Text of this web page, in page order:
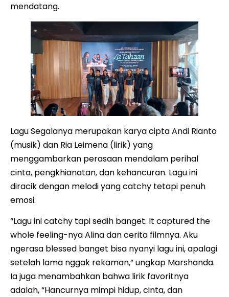
mendatang.
Lagu Segalanya merupakan karya cipta Andi Rianto
(musik) dan Ria Leimena (lirik) yang
menggambarkan perasaan mendalam perihal
cinta, pengkhianatan, dan kehancuran. Lagu ini
diracik dengan melodi yang catchy tetapi penuh
emosi.
“Lagu ini catchy tapi sedih banget. It captured the
whole feeling-nya Alina dan cerita filmnya. Aku
ngerasa blessed banget bisa nyanyi lagu ini, apalagi
setelah lama nggak rekaman,” ungkap Marshanda.
Ia juga menambahkan bahwa lirik favoritnya
adalah, “Hancurnya mimpi hidup, cinta, dan